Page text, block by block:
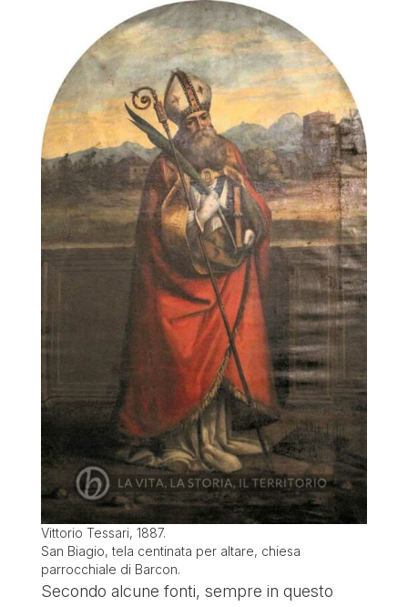
Vittorio Tessari, 1887.
San Biagio, tela centinata per altare, chiesa
parrocchiale di Barcon.
Secondo alcune fonti, sempre in questo